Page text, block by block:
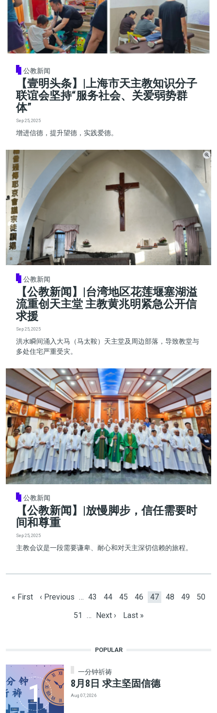
公教新闻
【壹明头条】|上海市天主教知识分子
联谊会坚持“服务社会、关爱弱势群
体”
Sep 25, 2025
增进信德，提升望德，实践爱德。
公教新闻
【公教新闻】|台湾地区花莲堰塞湖溢
流重创天主堂 主教黄兆明紧急公开信
求援
Sep 25, 2025
洪水瞬间涌入大马（马太鞍）天主堂及周边部落，导致教堂与
多处住宅严重受灾。
公教新闻
【公教新闻】|放慢脚步，信任需要时
间和尊重
Sep 25, 2025
主教会议是一段需要谦卑、耐心和对天主深切信赖的旅程。
First page
« First Previous page
‹ Previous … Page
43 Page
44 Page
45 Page
46 Current page
47 Page
48 Page
49 Page
50
Page
51 … Next page
Next › Last page
Last »
POPULAR
一分钟祈祷
8月8日 求主坚固信德
Aug 07, 2026